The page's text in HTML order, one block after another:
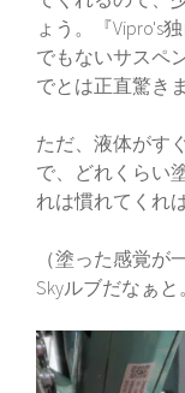
ょう。『Vipro's
でもないサスペ
でとは正直驚き
ただ、液体がす
で、どれくらい
れは慣れてくれ
（塗った感覚が
Skyルブだなぁと